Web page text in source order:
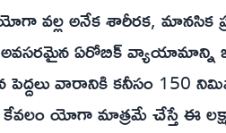
అనేక శారీరక, మానసిక
ఏరోబిక్ వ్యాయామాన్ని
పెద్దలు వారానికి కనీసం
యోగా మాత్రమే చేస్తే ఈ